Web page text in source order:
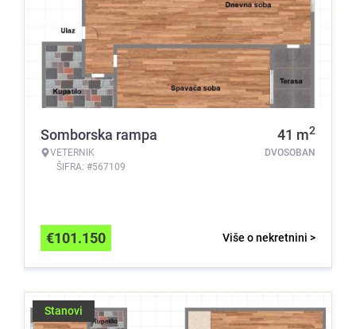
Somborska rampa
VETERNIK
ŠIFRA: #567109
41 m2
DVOSOBAN
Više o nekretnini >
€101.150
Stanovi